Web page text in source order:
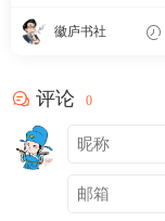
徽庐书社
评论 0